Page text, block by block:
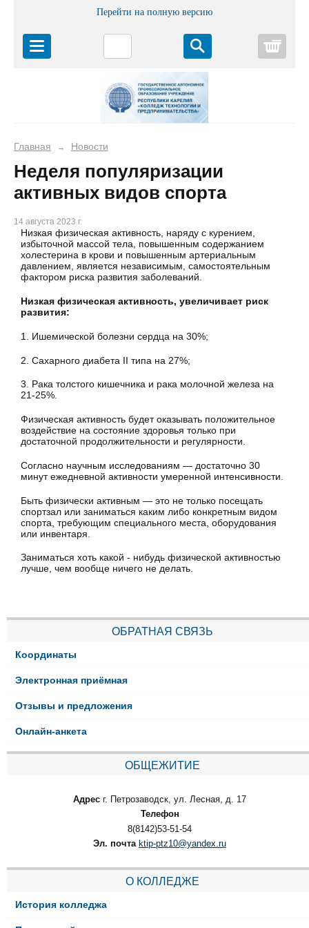
Перейти на полную версию
Главная → Новости
Неделя популяризации
активных видов спорта
14 августа 2023 г.
Низкая физическая активность, наряду с курением,
избыточной массой тела, повышенным содержанием
холестерина в крови и повышенным артериальным
давлением, является независимым, самостоятельным
фактором риска развития заболеваний.
Низкая физическая активность, увеличивает риск
развития:
1. Ишемической болезни сердца на 30%;
2. Сахарного диабета II типа на 27%;
3. Рака толстого кишечника и рака молочной железа на
21-25%.
Физическая активность будет оказывать положительное
воздействие на состояние здоровья только при
достаточной продолжительности и регулярности.
Согласно научным исследованиям — достаточно 30
минут ежедневной активности умеренной интенсивности.
Быть физически активным — это не только посещать
спортзал или заниматься каким либо конкретным видом
спорта, требующим специального места, оборудования
или инвентаря.
Заниматься хоть какой - нибудь физической активностью
лучше, чем вообще ничего не делать.
ОБРАТНАЯ СВЯЗЬ
Координаты
Электронная приёмная
Отзывы и предложения
Онлайн-анкета
ОБЩЕЖИТИЕ
Адрес г. Петрозаводск, ул. Лесная, д. 17
Телефон
8(8142)53-51-54
Эл. почта ktip-ptz10@yandex.ru
О КОЛЛЕДЖЕ
История колледжа